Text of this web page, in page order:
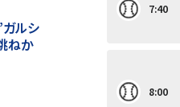
ルシ
ねか
7:40
8:00